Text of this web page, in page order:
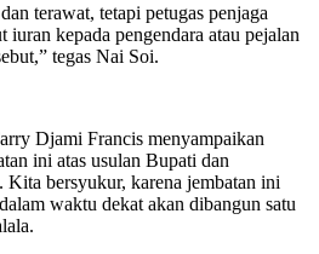
terawat, tetapi petugas penjaga
iuran kepada pengendara atau pejalan
tegas Nai Soi.
Djami Francis menyampaikan
ini atas usulan Bupati dan
Kita bersyukur, karena jembatan ini
waktu dekat akan dibangun satu